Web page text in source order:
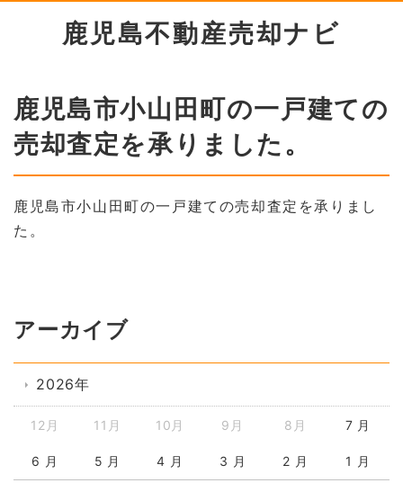
鹿児島不動産売却ナビ
鹿児島市小山田町の一戸建ての
売却査定を承りました。
鹿児島市小山田町の一戸建ての売却査定を承りまし
た。
アーカイブ
2026年
12月 11月 10月 9月 8月 7 月
6 月 5 月 4 月 3 月 2 月 1 月